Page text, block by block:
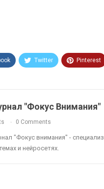
Twitter Pinterest
"Фокус Внимания"
0 Comments
"Фокус внимания" -
и нейросетях.